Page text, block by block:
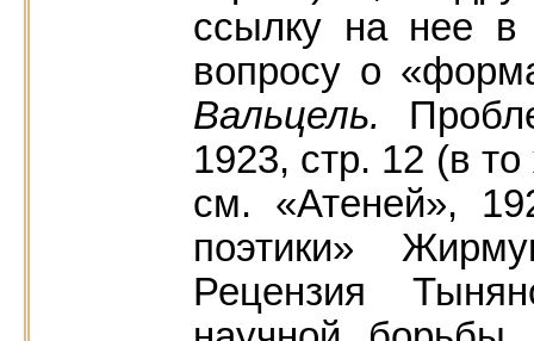
ссылку на нее в
вопросу о
Вальцель.
1923, стр. 12 (в
см. «Атеней»,
поэтики»
Рецензия